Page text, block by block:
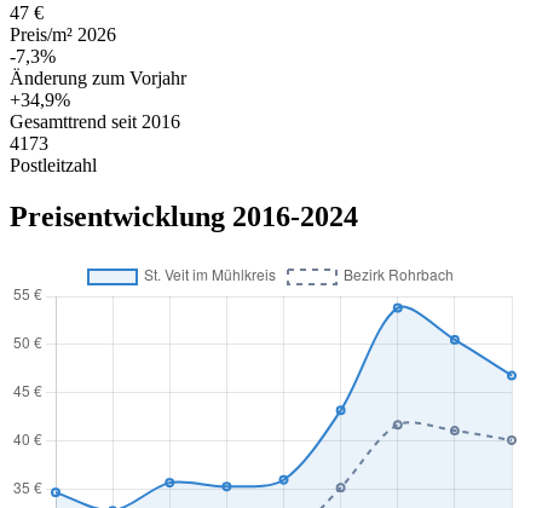
47 €
Preis/m² 2026
-7,3%
Änderung zum Vorjahr
+34,9%
Gesamttrend seit 2016
4173
Postleitzahl
Preisentwicklung 2016-2024